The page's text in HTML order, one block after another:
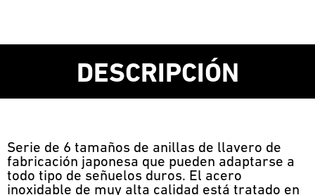
DESCRIPCIÓN
Serie de 6 tamaños de anillas de llavero de
fabricación japonesa que pueden adaptarse a
todo tipo de señuelos duros. El acero
inoxidable de muy alta calidad está tratado en